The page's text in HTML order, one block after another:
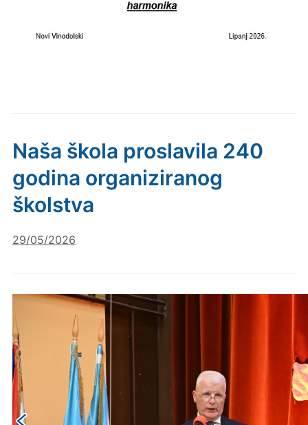
Naša škola proslavila 240
godina organiziranog
školstva
29/05/2026